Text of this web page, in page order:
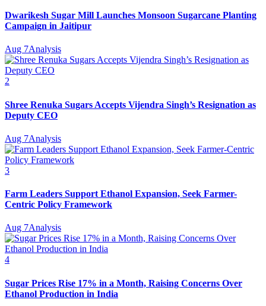
Dwarikesh Sugar Mill Launches Monsoon Sugarcane Planting
Campaign in Jaitipur
Aug 7Analysis
2
Shree Renuka Sugars Accepts Vijendra Singh’s Resignation as
Deputy CEO
Aug 7Analysis
3
Farm Leaders Support Ethanol Expansion, Seek Farmer-
Centric Policy Framework
Aug 7Analysis
4
Sugar Prices Rise 17% in a Month, Raising Concerns Over
Ethanol Production in India